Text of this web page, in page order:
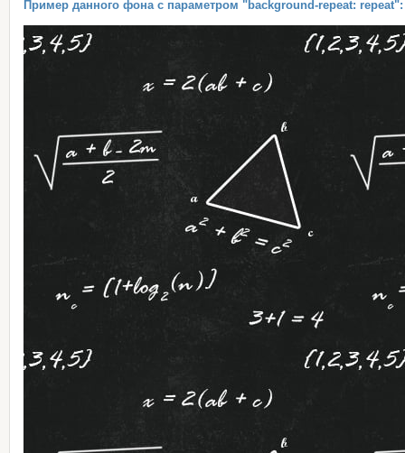
Пример данного фона с параметром "background-repeat: repeat":